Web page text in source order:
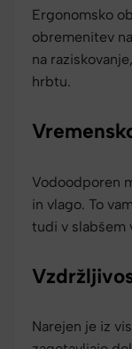
Ergonomsko
obremenitev
na
hrbtu.
Vodoodporen
in vlago. To
tudi v slabšem
Narejen je iz